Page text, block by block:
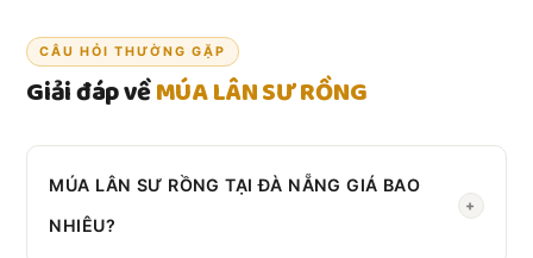
CÂU HỎI THƯỜNG GẶP
Giải đáp vềMÚA LÂN SƯ RỒNG
MÚA LÂN SƯ RỒNG TẠI ĐÀ NẴNG GIÁ BAO
NHIÊU?
+